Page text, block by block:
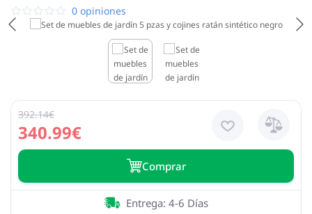
0 opiniones
340.99€
392.14€
Сomprar
Entrega: 4-6 Días